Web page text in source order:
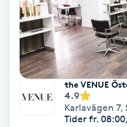
Rosacea
Rosenmetoden
Ryggmassage
Samtalsterapi
the VENUE
4.9
Karlavägen 7,
Tider fr.